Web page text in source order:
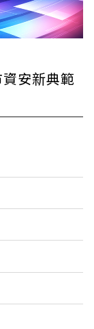
安新典範